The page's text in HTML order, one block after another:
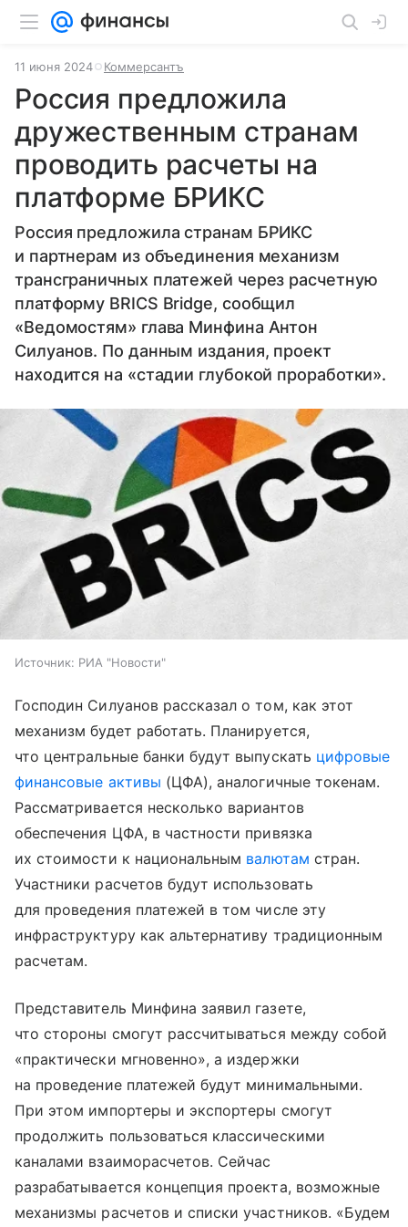
11 июня 2024 Коммерсантъ
Россия предложила
дружественным странам
проводить расчеты на
платформе БРИКС
Россия предложила странам БРИКС
и партнерам из объединения механизм
трансграничных платежей через расчетную
платформу BRICS Bridge, сообщил
«Ведомостям» глава Минфина Антон
Силуанов. По данным издания, проект
находится на «стадии глубокой проработки».
Источник: РИА "Новости"
Господин Силуанов рассказал о том, как этот
механизм будет работать. Планируется,
что центральные банки будут выпускать цифровые
финансовые активы (ЦФА), аналогичные токенам.
Рассматривается несколько вариантов
обеспечения ЦФА, в частности привязка
их стоимости к национальным валютам стран.
Участники расчетов будут использовать
для проведения платежей в том числе эту
инфраструктуру как альтернативу традиционным
расчетам.
Представитель Минфина заявил газете,
что стороны смогут рассчитываться между собой
«практически мгновенно», а издержки
на проведение платежей будут минимальными.
При этом импортеры и экспортеры смогут
продолжить пользоваться классическими
каналами взаиморасчетов. Сейчас
разрабатывается концепция проекта, возможные
механизмы расчетов и списки участников. «Будем